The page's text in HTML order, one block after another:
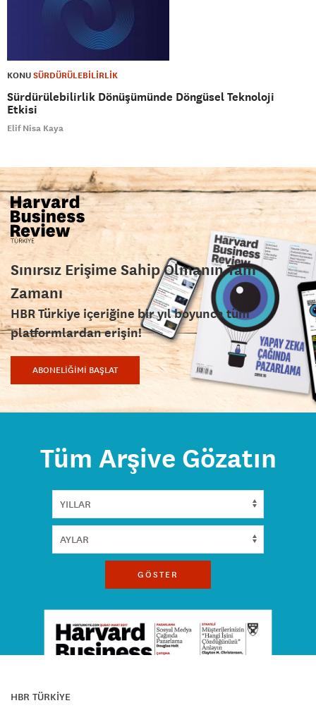
KONUSÜRDÜRÜLEBİLİRLİK
Sürdürülebilirlik Dönüşümünde Döngüsel Teknoloji
Etkisi
Elif Nisa Kaya
Sınırsız Erişime Sahip Olmanın Tam
Zamanı
HBR Türkiye içeriğine bir yıl boyunca tüm
platformlardan erişin!
ABONELİĞİMİ BAŞLAT
Tüm Arşive Gözatın
GÖSTER
HBR TÜRKİYE